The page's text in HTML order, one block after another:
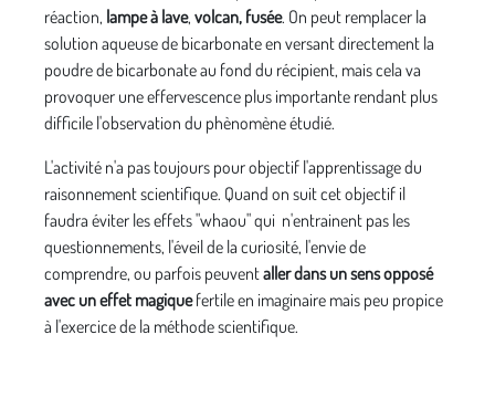
réaction, lampe à lave, volcan, fusée. On peut remplacer la
solution aqueuse de bicarbonate en versant directement la
poudre de bicarbonate au fond du récipient, mais cela va
provoquer une effervescence plus importante rendant plus
difficile l'observation du phènomène étudié.
L'activité n'a pas toujours pour objectif l'apprentissage du
raisonnement scientifique. Quand on suit cet objectif il
faudra éviter les effets "whaou" qui n'entrainent pas les
questionnements, l'éveil de la curiosité, l'envie de
comprendre, ou parfois peuventaller dans un sens opposé
avec un effet magiquefertile en imaginaire mais peu propice
à l'exercice de la méthode scientifique.